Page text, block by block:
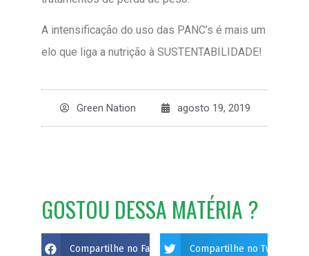
A intensificação do uso das PANC’s é mais um
elo que liga a nutrição à SUSTENTABILIDADE!
Green Nation agosto 19, 2019
GOSTOU DESSA MATÉRIA ?
Compartilhe no Facebook Compartilhe no Twitter